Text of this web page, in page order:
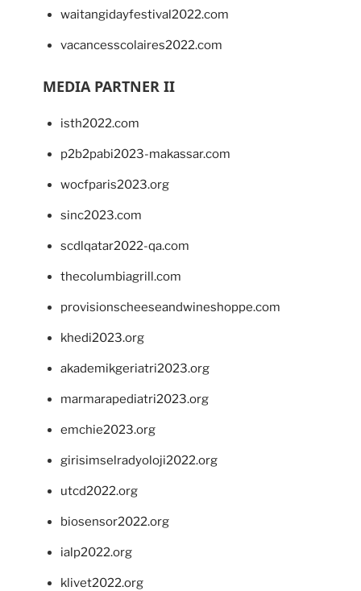
waitangidayfestival2022.com
vacancesscolaires2022.com
MEDIA PARTNER II
isth2022.com
p2b2pabi2023-makassar.com
wocfparis2023.org
sinc2023.com
scdlqatar2022-qa.com
thecolumbiagrill.com
provisionscheeseandwineshoppe.com
khedi2023.org
akademikgeriatri2023.org
marmarapediatri2023.org
emchie2023.org
girisimselradyoloji2022.org
utcd2022.org
biosensor2022.org
ialp2022.org
klivet2022.org